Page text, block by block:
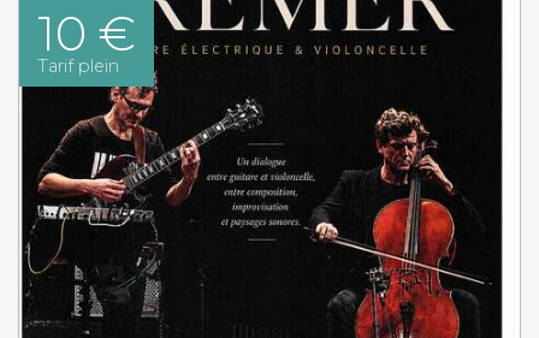
10 €
Tarif plein